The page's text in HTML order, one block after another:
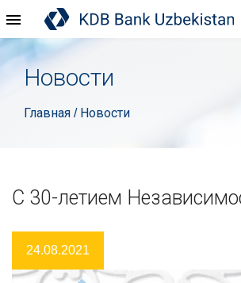
Новости
Главная / Новости
C 30-летием
24.08.2021